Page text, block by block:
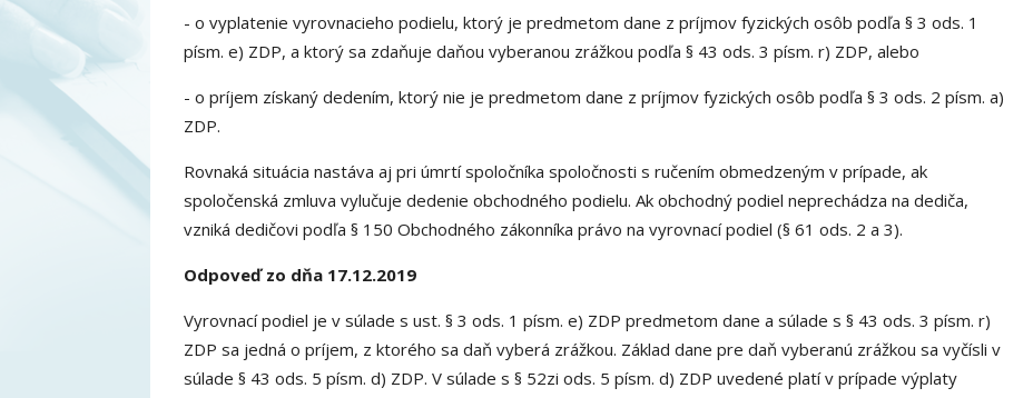
- o vyplatenie vyrovnacieho podielu, ktorý je predmetom dane z príjmov fyzických osôb podľa § 3 ods. 1
písm. e) ZDP, a ktorý sa zdaňuje daňou vyberanou zrážkou podľa § 43 ods. 3 písm. r) ZDP, alebo
- o príjem získaný dedením, ktorý nie je predmetom dane z príjmov fyzických osôb podľa § 3 ods. 2 písm. a)
ZDP.
Rovnaká situácia nastáva aj pri úmrtí spoločníka spoločnosti s ručením obmedzeným v prípade, ak
spoločenská zmluva vylučuje dedenie obchodného podielu. Ak obchodný podiel neprechádza na dediča,
vzniká dedičovi podľa § 150 Obchodného zákonníka právo na vyrovnací podiel (§ 61 ods. 2 a 3).
Odpoveď zo dňa 17.12.2019
Vyrovnací podiel je v súlade s ust. § 3 ods. 1 písm. e) ZDP predmetom dane a súlade s § 43 ods. 3 písm. r)
ZDP sa jedná o príjem, z ktorého sa daň vyberá zrážkou. Základ dane pre daň vyberanú zrážkou sa vyčísli v
súlade § 43 ods. 5 písm. d) ZDP. V súlade s § 52zi ods. 5 písm. d) ZDP uvedené platí v prípade výplaty